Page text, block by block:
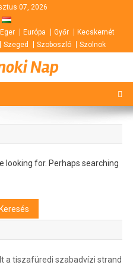
07, 2026
Eger Európa Győr
Kecskemét
Szeged Szoboszló Szolnok
Nap
looking for. Perhaps searching
a tiszafüredi szabadvízi strand